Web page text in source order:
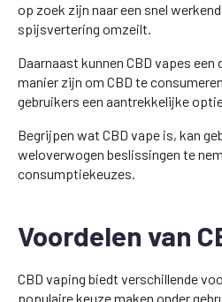
op zoek zijn naar een snel
spijsvertering omzeilt.
Daarnaast kunnen CBD vapes
manier zijn om CBD te
gebruikers een aantrekkelijke
Begrijpen wat CBD vape is, kan
weloverwogen beslissingen te
consumptiekeuzes.
Voordelen van
CBD vaping biedt verschillende
populaire keuze maken onder